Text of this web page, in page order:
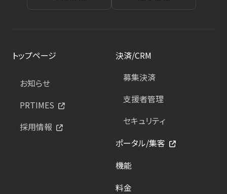
トップページ
お知らせ
PRTIMES
採用情報
決済/CRM
募集決済
支援者管理
セキュリティ
ポータル/集客
機能
料金